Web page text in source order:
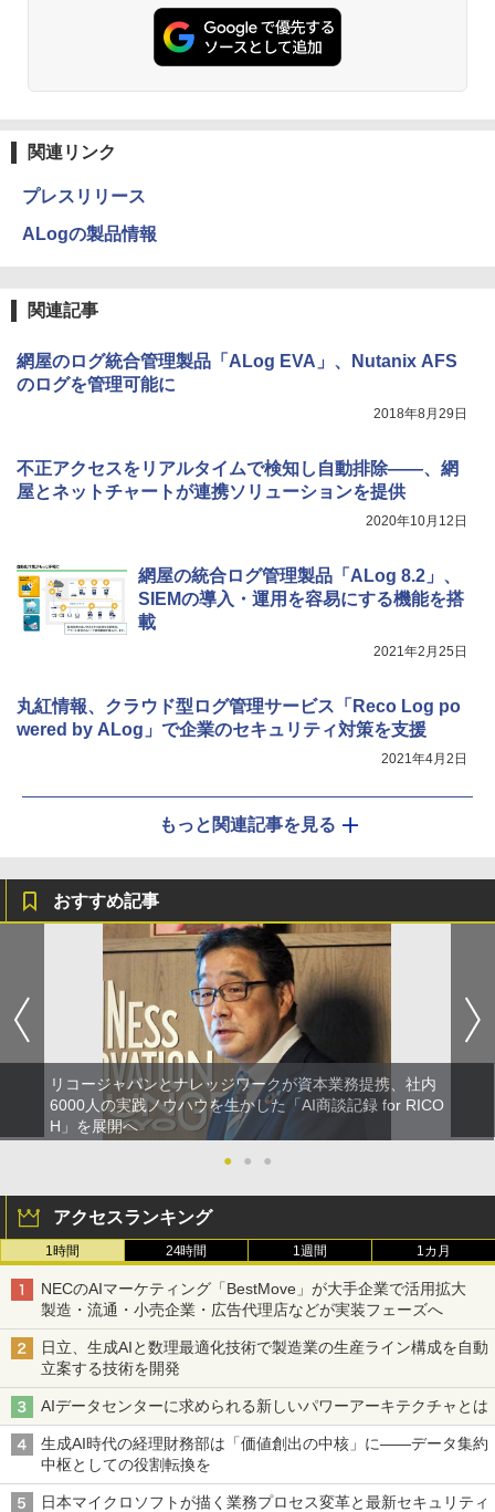
関連リンク
プレスリリース
ALogの製品情報
関連記事
網屋のログ統合管理製品「ALog EVA」、Nutanix AFS
のログを管理可能に
2018年8月29日
不正アクセスをリアルタイムで検知し自動排除――、網
屋とネットチャートが連携ソリューションを提供
2020年10月12日
網屋の統合ログ管理製品「ALog 8.2」、
SIEMの導入・運用を容易にする機能を搭
載
2021年2月25日
丸紅情報、クラウド型ログ管理サービス「Reco Log po
wered by ALog」で企業のセキュリティ対策を支援
2021年4月2日
もっと関連記事を見る
おすすめ記事
リコージャパンとナレッジワークが資本業務提携、社内
6000人の実践ノウハウを生かした「AI商談記録 for RICO
H」を展開へ
●
● ●
アクセスランキング
1時間 24時間 1週間 1カ月
NECのAIマーケティング「BestMove」が大手企業で活用拡大
製造・流通・小売企業・広告代理店などが実装フェーズへ
日立、生成AIと数理最適化技術で製造業の生産ライン構成を自動
立案する技術を開発
AIデータセンターに求められる新しいパワーアーキテクチャとは
生成AI時代の経理財務部は「価値創出の中核」に――データ集約
中枢としての役割転換を
日本マイクロソフトが描く業務プロセス変革と最新セキュリティ